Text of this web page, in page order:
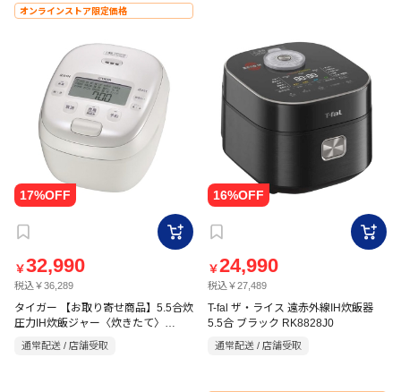
オンラインストア限定価格
￥32,990
税込￥36,289
タイガー 【お取り寄せ商品】5.5合炊
圧力IH炊飯ジャー〈炊きたて〉
JRIB100W ホワイト
通常配送 / 店舗受取
￥24,990
税込￥27,489
T-fal ザ・ライス 遠赤外線IH炊飯器
5.5合 ブラック RK8828J0
通常配送 / 店舗受取